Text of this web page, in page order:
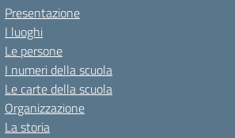
Presentazione
I luoghi
Le persone
I numeri della scuola
Le carte della scuola
Organizzazione
La storia